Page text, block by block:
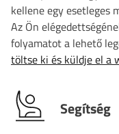
kellene egy esetleges
Az Ön
folyamatot a lehető
töltse ki és küldje el a
Segítség